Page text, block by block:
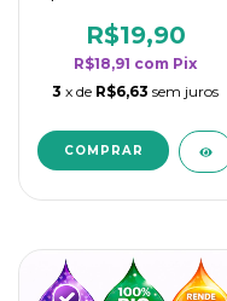
rendimento da
categoria - Flor de
Laranjeira
R$19,90
R$18,91 com Pix
3 x de R$6,63 sem juros